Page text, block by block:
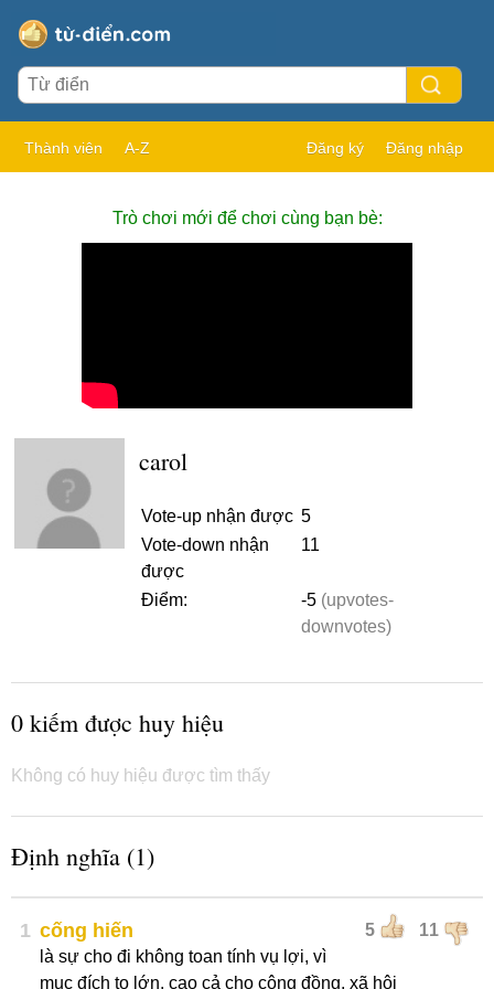
Thành viên A-Z Đăng ký Đăng nhập
Trò chơi mới để chơi cùng bạn bè:
carol
Vote-up nhận được 5
Vote-down nhận
được
11
Điểm: -5 (upvotes-
downvotes)
0 kiếm được huy hiệu
Không có huy hiệu được tìm thấy
Định nghĩa (1)
1 5 11
cống hiến
là sự cho đi không toan tính vụ lợi, vì
mục đích to lớn, cao cả cho cộng đồng, xã hội